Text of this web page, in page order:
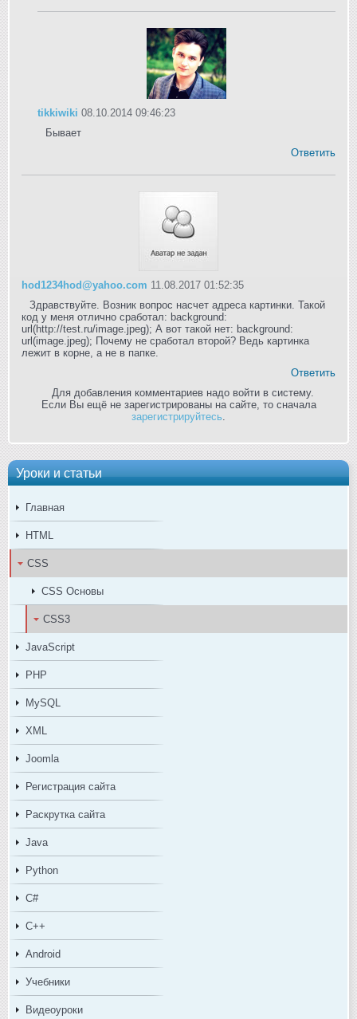
Уроки и статьи
Главная
HTML
CSS
CSS Основы
CSS3
JavaScript
PHP
MySQL
XML
Joomla
Регистрация сайта
Раскрутка сайта
Java
Python
C#
C++
Android
Учебники
Видеоуроки
tikkiwiki 08.10.2014 09:46:23
Бывает
Ответить
hod1234hod@yahoo.com 11.08.2017 01:52:35
Здравствуйте. Возник вопрос насчет адреса картинки. Такой
код у меня отлично сработал: background:
url(http://test.ru/image.jpeg); А вот такой нет: background:
url(image.jpeg); Почему не сработал второй? Ведь картинка
лежит в корне, а не в папке.
Ответить
Для добавления комментариев надо войти в систему.
Если Вы ещё не зарегистрированы на сайте, то сначала
зарегистрируйтесь